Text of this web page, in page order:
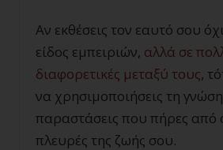
Αν εκθέσεις τον εαυτό σου
είδος εμπειριών, αλλά σε
διαφορετικές μεταξύ τους,
να χρησιμοποιήσεις τη γνώση
παραστάσεις που πήρες από
πλευρές της ζωής σου.